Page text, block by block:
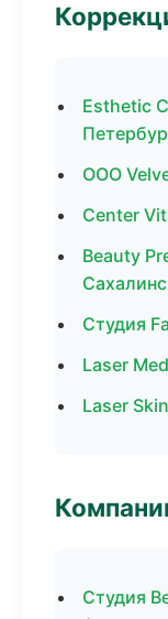
Esthetic
ООО
Center
Beauty
Студия
Laser
Laser
Студия